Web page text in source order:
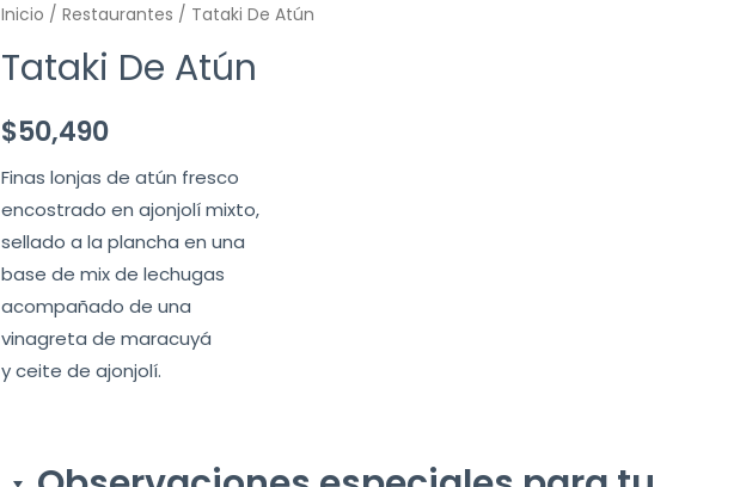
Inicio / Restaurantes / Tataki De Atún
Tataki De Atún
$50,490
Finas lonjas de atún fresco
encostrado en ajonjolí mixto,
sellado a la plancha en una
base de mix de lechugas
acompañado de una
vinagreta de maracuyá
y ceite de ajonjolí.